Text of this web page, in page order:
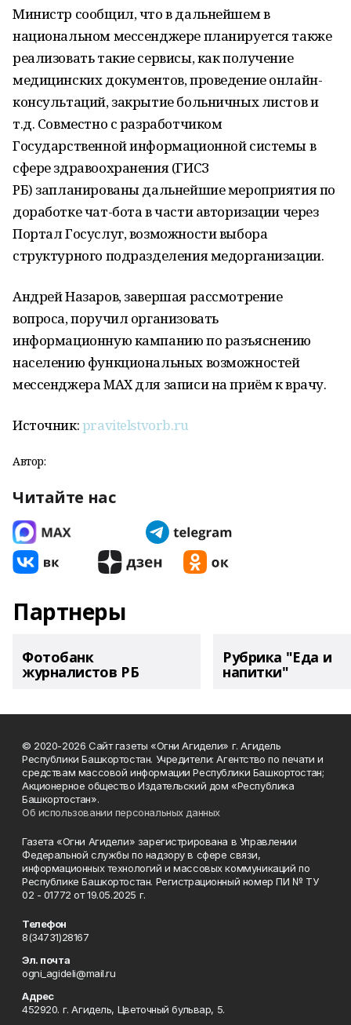
Министр сообщил, что в дальнейшем в
национальном мессенджере планируется также
реализовать такие сервисы, как получение
медицинских документов, проведение онлайн-
консультаций, закрытие больничных листов и
т.д. Совместно с разработчиком
Государственной информационной системы в
сфере здравоохранения(ГИСЗ
РБ) запланированы дальнейшие мероприятия по
доработке чат-бота в части авторизации через
Портал Госуслуг, возможности выбора
структурного подразделения медорганизации.
Андрей Назаров, завершая рассмотрение
вопроса, поручил организовать
информационную кампанию по разъяснению
населению функциональных возможностей
мессенджера MAX для записи на приём к врачу.
Источник:pravitelstvorb.ru
Автор:
Читайте нас
Партнеры
Фотобанк
журналистов РБ
Рубрика "Еда и
напитки"
© 2020-2026 Сайт газеты «Огни Агидели» г. Агидель
Республики Башкортостан. Учредители: Агентство по печати и
средствам массовой информации Республики Башкортостан;
Акционерное общество Издательский дом «Республика
Башкортостан».
Об использовании персональных данных
Газета «Огни Агидели» зарегистрирована в Управлении
Федеральной службы по надзору в сфере связи,
информационных технологий и массовых коммуникаций по
Республике Башкортостан. Регистрационный номер ПИ № ТУ
02 - 01772 от 19.05.2025 г.
Телефон
8(34731)28167
Эл. почта
ogni_agideli@mail.ru
Адрес
452920. г. Агидель, Цветочный бульвар, 5.